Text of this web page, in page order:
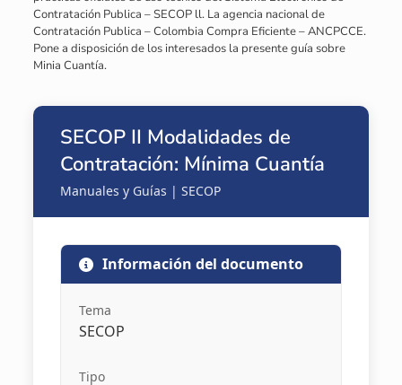
Contratación Publica – SECOP ll. La agencia nacional de
Contratación Publica – Colombia Compra Eficiente – ANCPCCE.
Pone a disposición de los interesados la presente guía sobre
Minia Cuantía.
SECOP II Modalidades de
Contratación: Mínima Cuantía
Manuales y Guías | SECOP
Información del documento
Tema
SECOP
Tipo